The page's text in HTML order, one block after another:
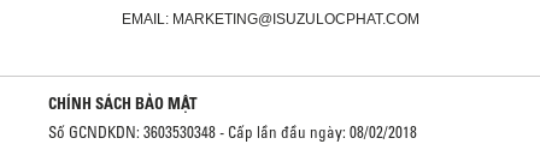
EMAIL: MARKETING@ISUZULOCPHAT.COM
CHÍNH SÁCH BẢO MẬT
Số GCNDKDN: 3603530348 - Cấp lần đầu ngày: 08/02/2018